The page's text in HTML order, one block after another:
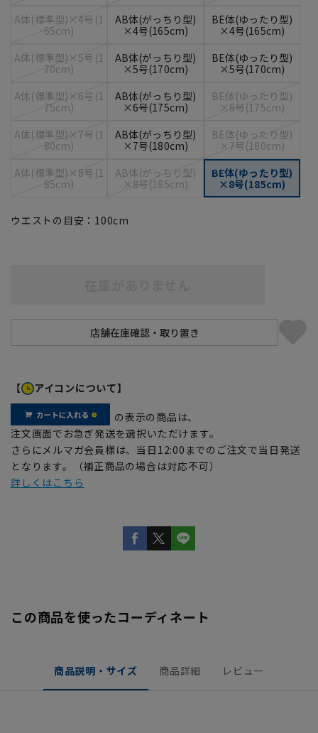
A体(標準型)×4号(1
65cm)
AB体(がっちり型)
×4号(165cm)
BE体(ゆったり型)
×4号(165cm)
A体(標準型)×5号(1
70cm)
AB体(がっちり型)
×5号(170cm)
BE体(ゆったり型)
×5号(170cm)
A体(標準型)×6号(1
75cm)
AB体(がっちり型)
×6号(175cm)
BE体(ゆったり型)
×6号(175cm)
A体(標準型)×7号(1
80cm)
AB体(がっちり型)
×7号(180cm)
BE体(ゆったり型)
×7号(180cm)
A体(標準型)×8号(1
85cm)
AB体(がっちり型)
×8号(185cm)
BE体(ゆったり型)
×8号(185cm)
ウエストの目安： 100cm
【 アイコンについて】
の表示の商品は、
注文画面でお急ぎ発送を選択いただけます。
さらにメルマガ会員様は、当日12:00までのご注文で当日発送
となります。（補正商品の場合は対応不可）
詳しくはこちら
この商品を使ったコーディネート
商品説明・サイズ 商品詳細 レビュー